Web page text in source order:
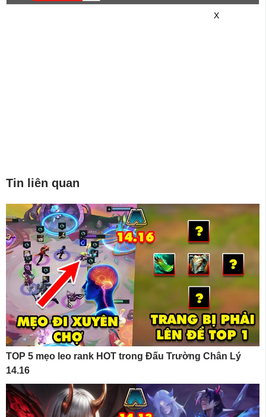
X
Tin liên quan
TOP 5 mẹo leo rank HOT trong Đấu Trường Chân Lý
14.16